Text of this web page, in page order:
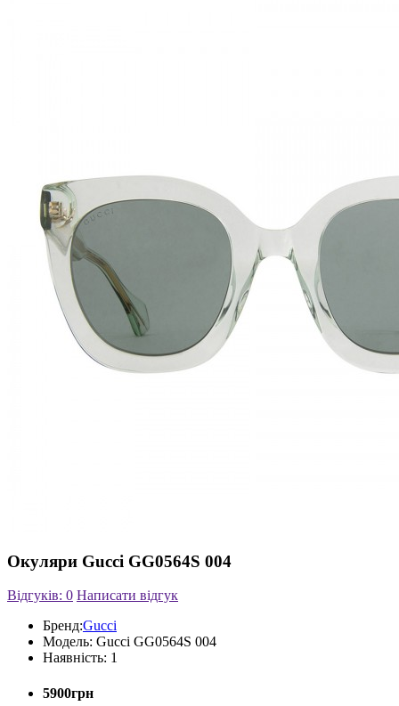
Окуляри Gucci GG0564S 004
Відгуків: 0 Написати відгук
Бренд:Gucci
Модель: Gucci GG0564S 004
Наявність: 1
5900грн